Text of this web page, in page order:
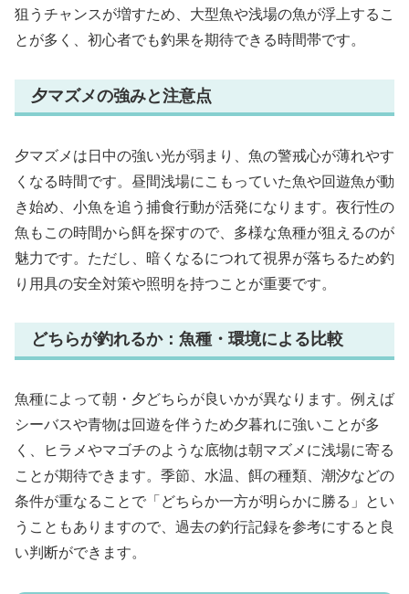
狙うチャンスが増すため、大型魚や浅場の魚が浮上するこ
とが多く、初心者でも釣果を期待できる時間帯です。
夕マズメの強みと注意点
夕マズメは日中の強い光が弱まり、魚の警戒心が薄れやす
くなる時間です。昼間浅場にこもっていた魚や回遊魚が動
き始め、小魚を追う捕食行動が活発になります。夜行性の
魚もこの時間から餌を探すので、多様な魚種が狙えるのが
魅力です。ただし、暗くなるにつれて視界が落ちるため釣
り用具の安全対策や照明を持つことが重要です。
どちらが釣れるか：魚種・環境による比較
魚種によって朝・夕どちらが良いかが異なります。例えば
シーバスや青物は回遊を伴うため夕暮れに強いことが多
く、ヒラメやマゴチのような底物は朝マズメに浅場に寄る
ことが期待できます。季節、水温、餌の種類、潮汐などの
条件が重なることで「どちらか一方が明らかに勝る」とい
うこともありますので、過去の釣行記録を参考にすると良
い判断ができます。